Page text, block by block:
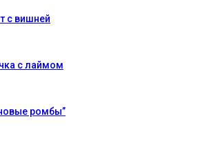
с вишней
с лаймом
ромбы”